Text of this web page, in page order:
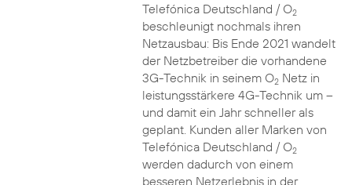
Telefónica Deutschland / O2
beschleunigt nochmals ihren
Netzausbau: Bis Ende 2021 wandelt
der Netzbetreiber die vorhandene
3G-Technik in seinem O2Netz in
leistungsstärkere 4G-Technik um –
und damit ein Jahr schneller als
geplant. Kunden aller Marken von
Telefónica Deutschland / O2
werden dadurch von einem
besseren Netzerlebnis in der